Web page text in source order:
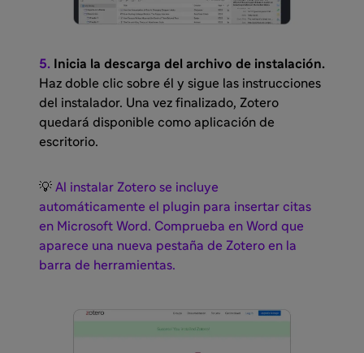
5. Inicia la descarga del archivo de instalación.
Haz doble clic sobre él y sigue las instrucciones
del instalador. Una vez finalizado, Zotero
quedará disponible como aplicación de
escritorio.
💡 Al instalar Zotero se incluye
automáticamente el plugin para insertar citas
en Microsoft Word. Comprueba en Word que
aparece una nueva pestaña de Zotero en la
barra de herramientas.